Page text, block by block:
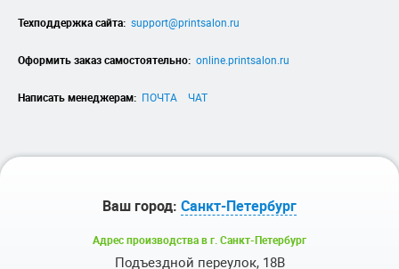
Техподдержка сайта: support@printsalon.ru
Оформить заказ самостоятельно: online.printsalon.ru
Написать менеджерам: ПОЧТА ЧАТ
Ваш город: Санкт-Петербург
Адрес производства в г. Санкт-Петербург
Подъездной переулок, 18В